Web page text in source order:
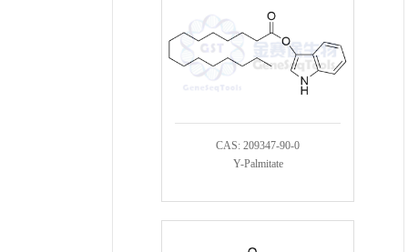
CAS: 209347-90-0
Y-Palmitate